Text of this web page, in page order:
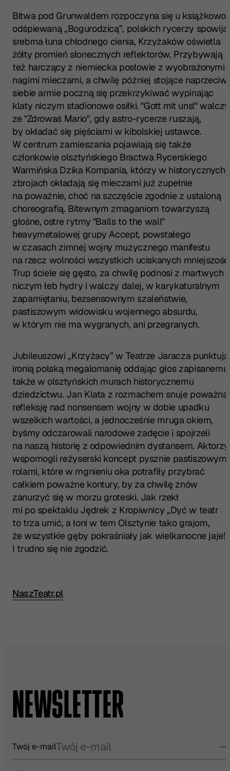
Bitwa pod Grunwaldem rozpoczyna się u książkowo
odśpiewaną „Bogurodzicą”, polskich rycerzy spowija
srebrna łuna chłodnego cienia, Krzyżaków oświetla
żółty promień słonecznych reflektorów. Przybywają
też harczący z niemiecka posłowie z wyobrażonymi
nagimi mieczami, a chwilę później stojące naprzeciw
siebie armie poczną się przekrzykiwać wypinając
klaty niczym stadionowe osiłki. "Gott mit uns!" walczy
ze "Zdrowaś Mario", gdy astro-rycerze ruszają,
by okładać się pięściami w kibolskiej ustawce.
W centrum zamieszania pojawiają się także
członkowie olsztyńskiego Bractwa Rycerskiego
Warmińska Dzika Kompania, którzy w historycznych
zbrojach okładają się mieczami już zupełnie
na poważnie, choć na szczęście zgodnie z ustaloną
choreografią. Bitewnym zmaganiom towarzyszą
głośne, ostre rytmy "Balls to the wall"
heavymetalowej grupy Accept, powstałego
w czasach zimnej wojny muzycznego manifestu
na rzecz wolności wszystkich uciskanych
Trup ściele się gęsto, za chwilę podnosi z martwych
niczym łeb hydry i walczy dalej, w karykaturalnym
zapamiętaniu, bezsensownym szaleństwie,
pastiszowym widowisku wojennego absurdu,
w którym nie ma wygranych, ani przegranych.
Jubileuszowi „Krzyżacy” w Teatrze Jaracza punktują
ironią polską megalomanię oddając głos zapisanemu
także w olsztyńskich murach historycznemu
dziedzictwu. Jan Klata z rozmachem snuje poważną
refleksję nad nonsensem wojny w dobie upadku
wszelkich wartości, a jednocześnie mruga okiem,
byśmy odczarowali narodowe zadęcie i spojrzeli
na naszą historię z odpowiednim dystansem. Aktorzy
wspomogli reżyserski koncept pysznie pastiszowymi
rolami, które w mgnieniu oka potrafiły przybrać
całkiem poważne kontury, by za chwilę znów
zanurzyć się w morzu groteski. Jak rzekł
mi po spektaklu Jędrek z Kropiwnicy „Dyć w teatr
to trza umić, a łoni w tem Olsztynie tako grajom,
że wszystkie gęby pokraśniały jak wielkanocne jaje!”.
I trudno się nie zgodzić.
Przeczytaj pełną recenzję w źródle:
NaszTeatr.pl
NEWSLETTER
Twój e-mail